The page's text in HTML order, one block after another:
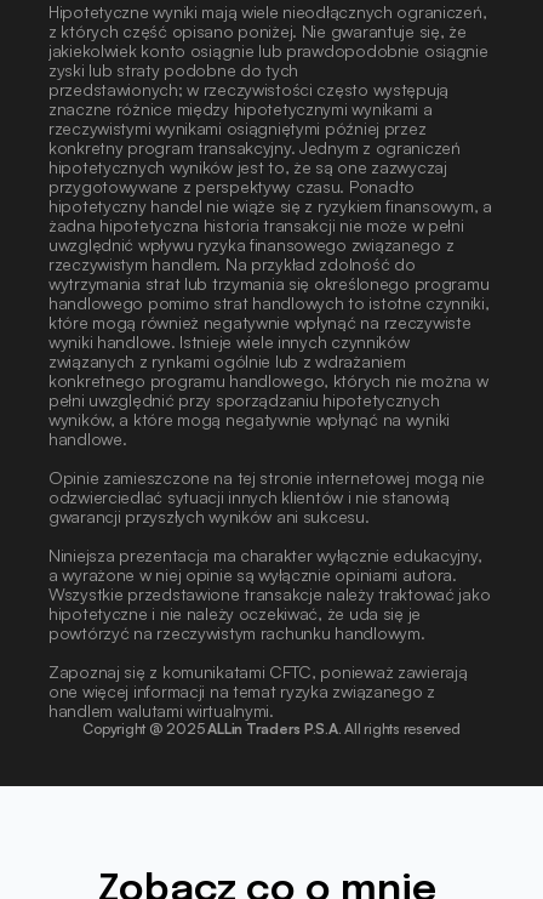
Hipotetyczne wyniki mają wiele nieodłącznych ograniczeń,
z których część opisano poniżej. Nie gwarantuje się, że
jakiekolwiek konto osiągnie lub prawdopodobnie osiągnie
zyski lub straty podobne do tych
przedstawionych; w rzeczywistości często występują
znaczne różnice między hipotetycznymi wynikami a
rzeczywistymi wynikami osiągniętymi później przez
konkretny program transakcyjny. Jednym z ograniczeń
hipotetycznych wyników jest to, że są one zazwyczaj
przygotowywane z perspektywy czasu. Ponadto
hipotetyczny handel nie wiąże się z ryzykiem finansowym, a
żadna hipotetyczna historia transakcji nie może w pełni
uwzględnić wpływu ryzyka finansowego związanego z
rzeczywistym handlem. Na przykład zdolność do
wytrzymania strat lub trzymania się określonego programu
handlowego pomimo strat handlowych to istotne czynniki,
które mogą również negatywnie wpłynąć na rzeczywiste
wyniki handlowe. Istnieje wiele innych czynników
związanych z rynkami ogólnie lub z wdrażaniem
konkretnego programu handlowego, których nie można w
pełni uwzględnić przy sporządzaniu hipotetycznych
wyników, a które mogą negatywnie wpłynąć na wyniki
handlowe.
Opinie zamieszczone na tej stronie internetowej mogą nie
odzwierciedlać sytuacji innych klientów i nie stanowią
gwarancji przyszłych wyników ani sukcesu.
Niniejsza prezentacja ma charakter wyłącznie edukacyjny,
a wyrażone w niej opinie są wyłącznie opiniami autora.
Wszystkie przedstawione transakcje należy traktować jako
hipotetyczne i nie należy oczekiwać, że uda się je
powtórzyć na rzeczywistym rachunku handlowym.
Zapoznaj się z komunikatami CFTC, ponieważ zawierają
one więcej informacji na temat ryzyka związanego z
handlem walutami wirtualnymi.
Copyright @ 2025 ALLin Traders P.S.A.​ All rights reserved